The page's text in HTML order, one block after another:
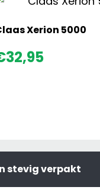
Xerion 5000
32,95
stevig verpakt